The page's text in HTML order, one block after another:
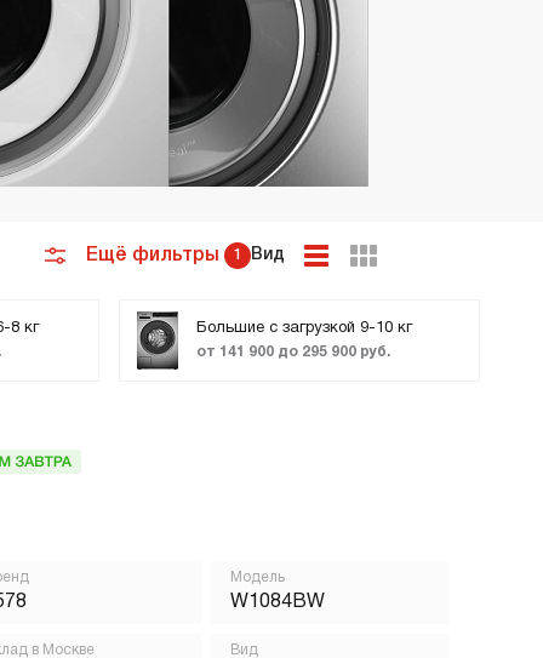
Подогреватели
Ещё фильтры 1 Вид
8 кг Большие с загрузкой 9-10 кг
от 141 900 до 295 900 руб.
Модель
W1084BW
в Москве Вид